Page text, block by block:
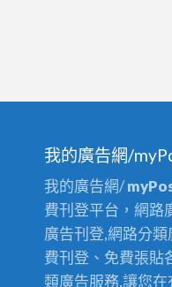
我的廣告網/
我的廣告網/
費刊登平台，網路
廣告刊登,網路分
費刊登、免費張貼
類廣告服務,讓您